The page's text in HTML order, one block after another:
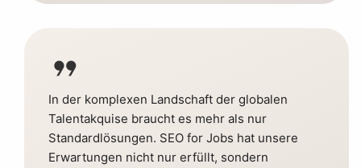
format_quote
In der komplexen Landschaft der globalen
Talentakquise braucht es mehr als nur
Standardlösungen. SEO for Jobs hat unsere
Erwartungen nicht nur erfüllt, sondern